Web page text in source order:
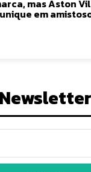
mas Aston
em
Newsletter